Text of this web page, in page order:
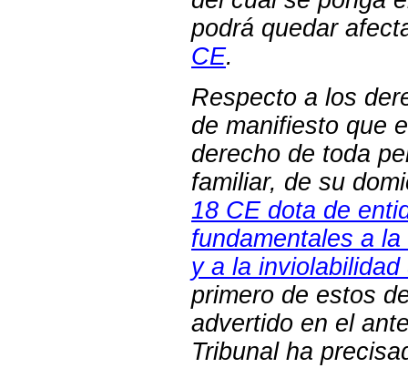
podrá quedar
CE.
Respecto a los
de manifiesto que
derecho de toda
familiar, de su
18 CE dota de
fundamentales a
y a la
primero de estos
advertido en el
Tribunal ha